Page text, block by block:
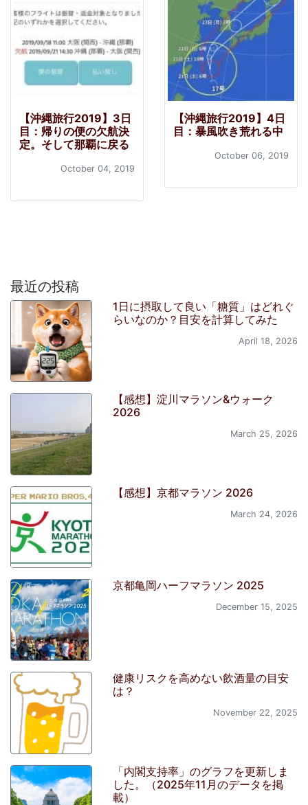
【沖縄旅行2019】3日
目：帰りの便の欠航決
定。そして那覇に戻る
October 04, 2019
【沖縄旅行2019】4日
目：暴風吹き荒れる中
October 06, 2019
最近の投稿
1日に摂取して良い「糖質」はどれぐ
らいなのか？目安を計算してみた
April 18, 2026
【感想】淀川マラソン&ウォーク
2026
March 25, 2026
【感想】京都マラソン 2026
March 24, 2026
京都亀岡ハーフマラソン 2025
December 15, 2025
健康リスクを高めない飲酒量の目安
は？
November 22, 2025
「内閣支持率」のグラフを更新しま
した。（2025年11月のデータを掲
載）